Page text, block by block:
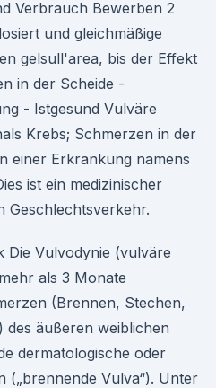
Verbrauch Bewerben 2
und gleichmäßige
gelsull'area, bis der Effekt
in der Scheide -
- Istgesund Vulväre
Krebs; Schmerzen in der
einer Erkrankung namens
ist ein medizinischer
Geschlechtsverkehr.
Die Vulvodynie (vulväre
als 3 Monate
(Brennen, Stechen,
des äußeren weiblichen
dermatologische oder
(„brennende Vulva“). Unter